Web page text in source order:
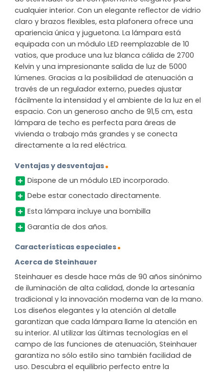
cualquier interior. Con un elegante reflector de vidrio
claro y brazos flexibles, esta plafonera ofrece una
apariencia única y juguetona. La lámpara está
equipada con un módulo LED reemplazable de 10
vatios, que produce una luz blanca cálida de 2700
Kelvin y una impresionante salida de luz de 5000
lúmenes. Gracias a la posibilidad de atenuación a
través de un regulador externo, puedes ajustar
fácilmente la intensidad y el ambiente de la luz en el
espacio. Con un generoso ancho de 91,5 cm, esta
lámpara de techo es perfecta para áreas de
vivienda o trabajo más grandes y se conecta
directamente a la red eléctrica.
Ventajas y desventajas
Dispone de un módulo LED incorporado.
Debe estar conectado directamente.
Esta lámpara incluye una bombilla
Garantía de dos años.
Características especiales
Acerca de Steinhauer
Steinhauer es desde hace más de 90 años sinónimo
de iluminación de alta calidad, donde la artesanía
tradicional y la innovación moderna van de la mano.
Los diseños elegantes y la atención al detalle
garantizan que cada lámpara llame la atención en
su interior. Al utilizar las últimas tecnologías en el
campo de las funciones de atenuación, Steinhauer
garantiza no sólo estilo sino también facilidad de
uso. Descubra el equilibrio perfecto entre la